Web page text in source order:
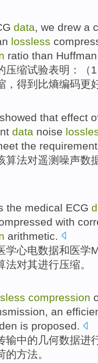
data, we drew a
lossless
ratio than Huffman
压缩试验表明：（1
， 得到 比熵编码更
showed that effect
data noise
the
算法对遥测 噪声数
the medical ECG
with
arithmetic
学心电数据和医学
法对其进行压缩。
compression
, an
is proposed.
输中的 几何数据进
的方法。